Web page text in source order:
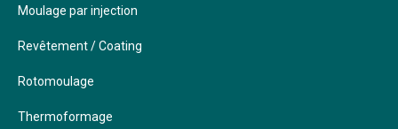
Moulage par injection
Revêtement / Coating
Rotomoulage
Thermoformage